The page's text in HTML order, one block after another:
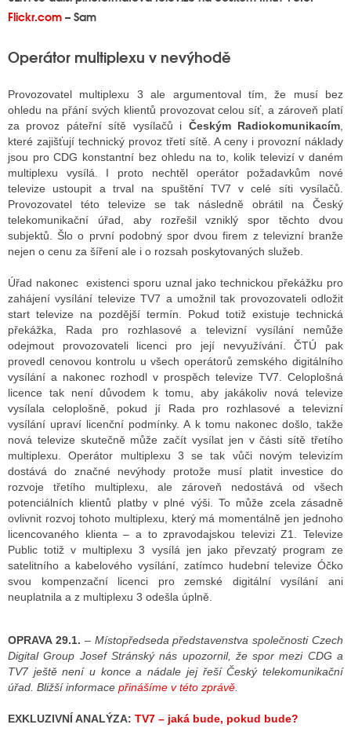
Flickr.com– Sam
Operátor multiplexu v nevýhodě
Provozovatel multiplexu 3 ale argumentoval tím, že musí bez
ohledu na přání svých klientů provozovat celou síť, a zároveň platí
za provoz páteřní sítě vysílačů i Českým Radiokomunikacím
které zajišťují technický provoz třetí sítě. A ceny i provozní náklady
jsou pro CDG konstantní bez ohledu na to, kolik televizí v daném
multiplexu vysílá. I proto nechtěl operátor požadavkům nové
televize ustoupit a trval na spuštění TV7 v celé síti vysílačů.
Provozovatel této televize se tak následně obrátil na Český
telekomunikační úřad, aby rozřešil vzniklý spor těchto dvou
subjektů. Šlo o první podobný spor dvou firem z televizní branže
nejen o cenu za šíření ale i o rozsah poskytovaných služeb.
Úřad nakonec existenci sporu uznal jako technickou překážku pro
zahájení vysílání televize TV7 a umožnil tak provozovateli odložit
start televize na pozdější termín. Pokud totiž existuje technická
překážka, Rada pro rozhlasové a televizní vysílání nemůže
odejmout provozovateli licenci pro její nevyužívání. ČTÚ pak
provedl cenovou kontrolu u všech operátorů zemského digitálního
vysílání a nakonec rozhodl v prospěch televize TV7. Celoplošná
licence tak není důvodem k tomu, aby jakákoliv nová televize
vysílala celoplošně, pokud jí Rada pro rozhlasové a televizní
vysílání upraví licenční podmínky. A k tomu nakonec došlo, takže
nová televize skutečně může začít vysílat jen v části sítě třetího
multiplexu. Operátor multiplexu 3 se tak vůči novým televizím
dostává do značné nevýhody protože musí platit investice do
rozvoje třetího multiplexu, ale zároveň nedostává od všech
potenciálních klientů platby v plné výši. To může zcela zásadně
ovlivnit rozvoj tohoto multiplexu, který má momentálně jen jednoho
licencovaného klienta – a to zpravodajskou televizi Z1. Televize
Public totiž v multiplexu 3 vysílá jen jako převzatý program ze
satelitního a kabelového vysílání, zatímco hudební televize Óčko
svou kompenzační licenci pro zemské digitální vysílání ani
neuplatnila a z multiplexu 3 odešla úplně.
OPRAVA 29.1. – Místopředseda představenstva společnosti Czech
Digital Group Josef Stránský nás upozornil, že spor mezi CDG a
TV7 ještě není u konce a nádale jej řeší Český telekomunikační
úřad. Bližší informace přinášíme v této zprávě
EXKLUZIVNÍ ANALÝZA: TV7 – jaká bude, pokud bude?